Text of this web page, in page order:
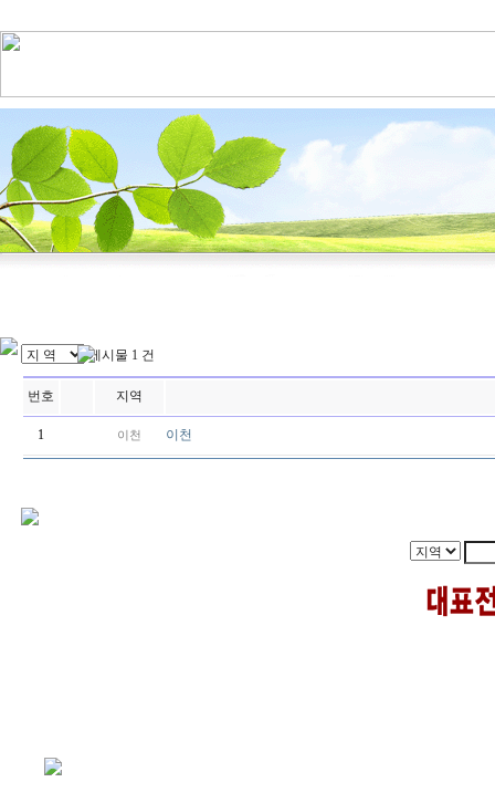
게시물 1 건
번호 지역
1 이천 이천